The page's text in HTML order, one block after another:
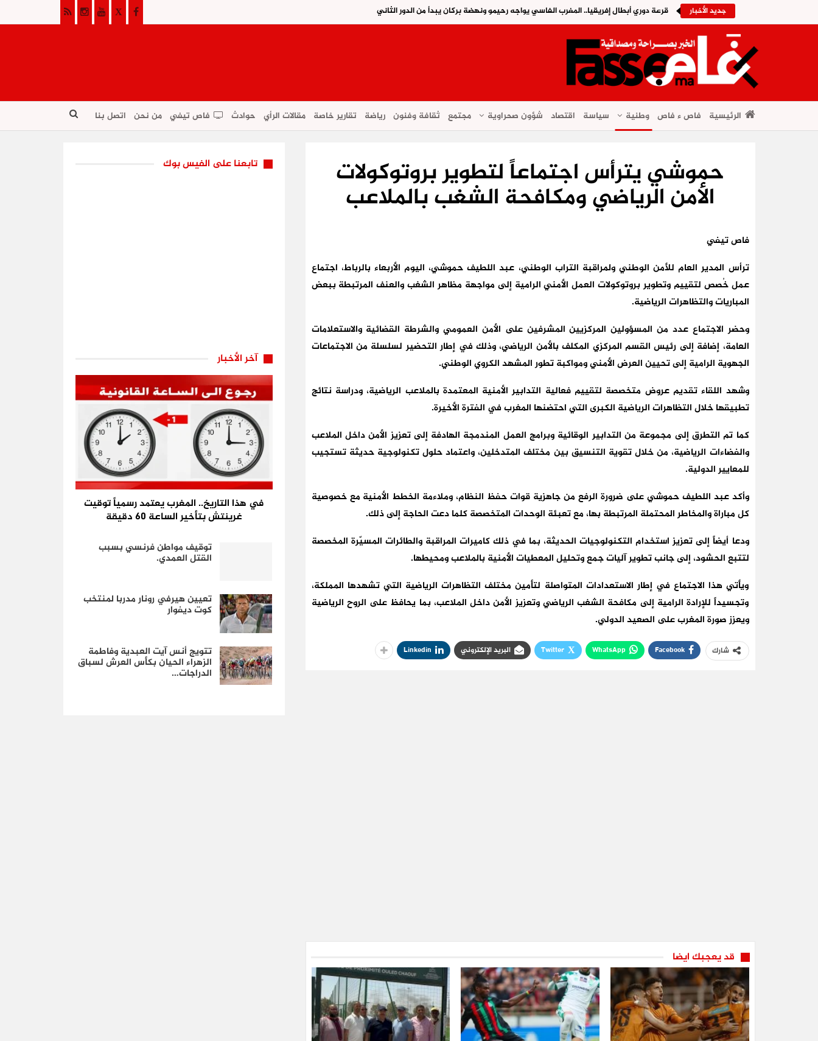
جديد الأخبار قرعة دوري أبطال إفريقيا.. المغرب الفاسي يواجه رحيمو ونهضة بركان يبدأ من الدور الثاني
الرئيسية فاص ء فاص وطنية سياسة اقتصاد شؤون صحراوية مجتمع ثقافة وفنون رياضة تقارير خاصة مقالات الرأي حوادث فاص تيفي من نحن اتصل بنا
حموشي يترأس اجتماعاً لتطوير بروتوكولات
الأمن الرياضي ومكافحة الشغب بالملاعب
فاص تيفي
ترأس المدير العام للأمن الوطني ولمراقبة التراب الوطني، عبد اللطيف حموشي، اليوم الأربعاء بالرباط، اجتماع
عمل خُصص لتقييم وتطوير بروتوكولات العمل الأمني الرامية إلى مواجهة مظاهر الشغب والعنف المرتبطة ببعض
المباريات والتظاهرات الرياضية.
وحضر الاجتماع عدد من المسؤولين المركزيين المشرفين على الأمن العمومي والشرطة القضائية والاستعلامات
العامة، إضافة إلى رئيس القسم المركزي المكلف بالأمن الرياضي، وذلك في إطار التحضير لسلسلة من الاجتماعات
الجهوية الرامية إلى تحيين العرض الأمني ومواكبة تطور المشهد الكروي الوطني.
وشهد اللقاء تقديم عروض متخصصة لتقييم فعالية التدابير الأمنية المعتمدة بالملاعب الرياضية، ودراسة نتائج
تطبيقها خلال التظاهرات الرياضية الكبرى التي احتضنها المغرب في الفترة الأخيرة.
كما تم التطرق إلى مجموعة من التدابير الوقائية وبرامج العمل المندمجة الهادفة إلى تعزيز الأمن داخل الملاعب
والفضاءات الرياضية، من خلال تقوية التنسيق بين مختلف المتدخلين، واعتماد حلول تكنولوجية حديثة تستجيب
للمعايير الدولية.
وأكد عبد اللطيف حموشي على ضرورة الرفع من جاهزية قوات حفظ النظام، وملاءمة الخطط الأمنية مع خصوصية
كل مباراة والمخاطر المحتملة المرتبطة بها، مع تعبئة الوحدات المتخصصة كلما دعت الحاجة إلى ذلك.
ودعا أيضاً إلى تعزيز استخدام التكنولوجيات الحديثة، بما في ذلك كاميرات المراقبة والطائرات المسيّرة المخصصة
لتتبع الحشود، إلى جانب تطوير آليات جمع وتحليل المعطيات الأمنية بالملاعب ومحيطها.
ويأتي هذا الاجتماع في إطار الاستعدادات المتواصلة لتأمين مختلف التظاهرات الرياضية التي تشهدها المملكة،
وتجسيداً للإرادة الرامية إلى مكافحة الشغب الرياضي وتعزيز الأمن داخل الملاعب، بما يحافظ على الروح الرياضية
ويعزز صورة المغرب على الصعيد الدولي.
شارك Facebook
WhatsApp
Twitter البريد الإلكتروني Linkedin
قد يعجبك ايضا
تابعنا على الفيس بوك
آخر الأخبار
في هذا التاريخ.. المغرب يعتمد رسمياً توقيت
غرينتش بتأخير الساعة 60 دقيقة
توقيف مواطن فرنسي بسبب
القتل العمدي.
تعيين هيرفي رونار مدربا لمنتخب
كوت ديفوار
تتويج أنس آيت العبدية وفاطمة
الزهراء الحيان بكأس العرش لسباق
الدراجات…